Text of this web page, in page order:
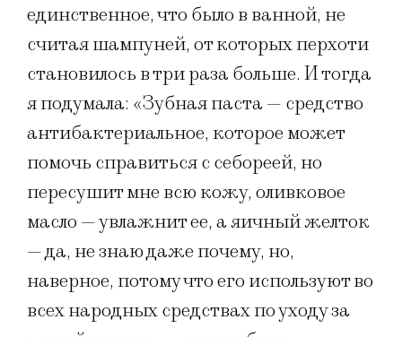
единственное, что было в ванной, не
считая шампуней, от которых перхоти
становилось в три раза больше. И тогда
я подумала: «Зубная паста — средство
антибактериальное, которое может
помочь справиться с себореей, но
пересушит мне всю кожу, оливковое
масло — увлажнит ее, а яичный желток
— да, не знаю даже почему, но,
наверное, потому что его используют во
всех народных средствах по уходу за